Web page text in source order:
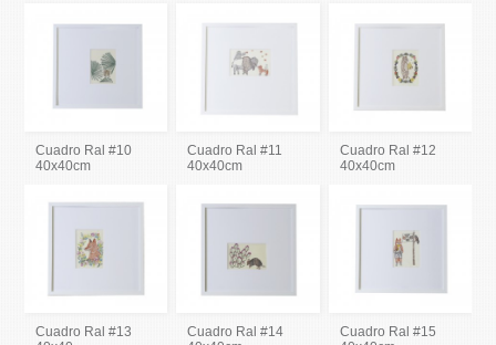
Cuadro Ral #10
40x40cm
Cuadro Ral #11
40x40cm
Cuadro Ral #12
40x40cm
Cuadro Ral #13
Cuadro Ral #14
Cuadro Ral #15